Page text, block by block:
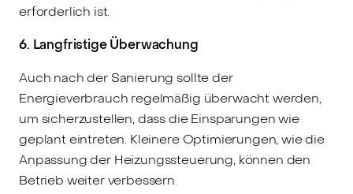
erforderlich ist.
6. Langfristige Überwachung
Auch nach der Sanierung sollte der
Energieverbrauch regelmäßig überwacht werden,
um sicherzustellen, dass die Einsparungen wie
geplant eintreten. Kleinere Optimierungen, wie die
Anpassung der Heizungssteuerung, können den
Betrieb weiter verbessern.